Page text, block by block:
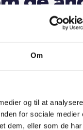
Om
og til at analysere
for sociale medier
dem, eller som de har
at se info om kredsen